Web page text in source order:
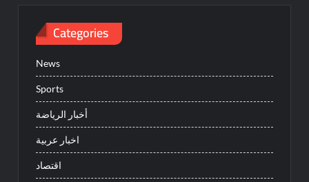
Categories
News
Sports
أخبار الرياضة
اخبار عربية
اقتصاد